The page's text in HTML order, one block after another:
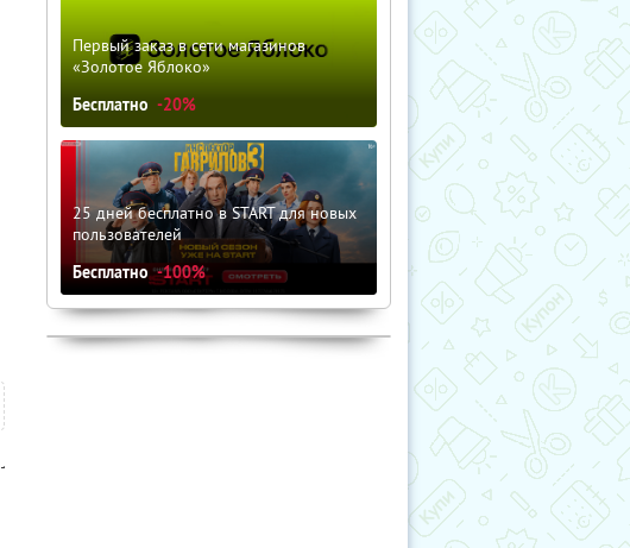
Первый заказ в сети магазинов
«Золотое Яблоко»
Бесплатно -20%
25 дней бесплатно в START для новых
пользователей
Бесплатно -100%